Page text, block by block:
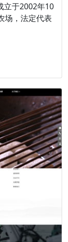
立于2002年10
场，法定代表